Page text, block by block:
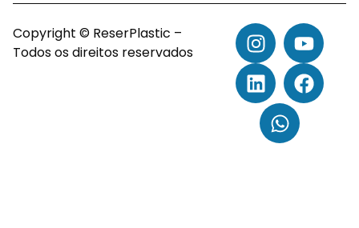
Copyright © ReserPlastic –
Todos os direitos reservados